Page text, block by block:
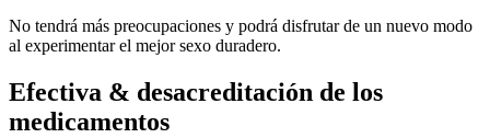
No tendrá más preocupaciones y podrá disfrutar de un nuevo modo
al experimentar el mejor sexo duradero.
Efectiva & desacreditación de los
medicamentos